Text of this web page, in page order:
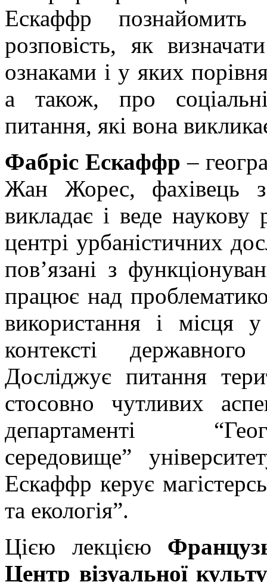
Ескаффр
розповість, як
ознаками і у яких
а також, про
питання, які вона
Фабріс Ескаффр –
Жан Жорес, фахівець з
викладає і веде
центрі урбаністичних
пов’язані з
працює над
використання і місця
контексті
Досліджує питання
стосовно чутливих
департаменті
середовище”
Ескаффр керує
та екологія”.
Цією лекцією
Центр візуальної